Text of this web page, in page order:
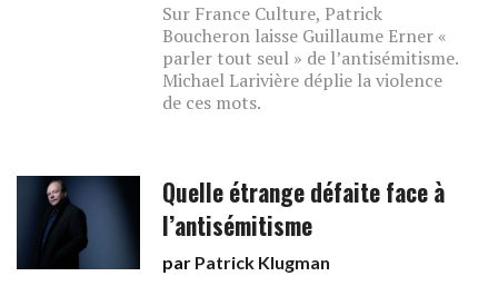
Sur France Culture, Patrick
Boucheron laisse Guillaume Erner «
parler tout seul » de l’antisémitisme.
Michael Larivière déplie la violence
de ces mots.
Quelle étrange défaite face à
l’antisémitisme
par Patrick Klugman